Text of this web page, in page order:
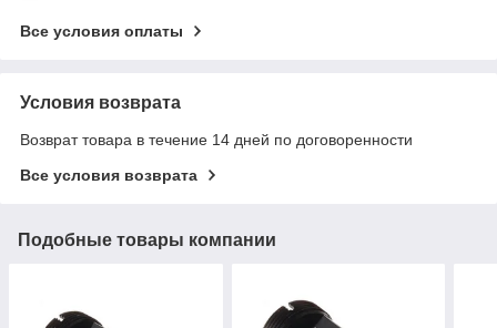
Все условия оплаты
Условия возврата
Возврат товара в течение 14 дней по договоренности
Все условия возврата
Подобные товары компании